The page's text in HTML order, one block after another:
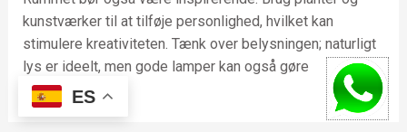
kunstværker til at tilføje personlighed, hvilket kan
stimulere kreativiteten. Tænk over belysningen; naturligt
lys er ideelt, men gode lamper kan også gøre
underværker.
ES